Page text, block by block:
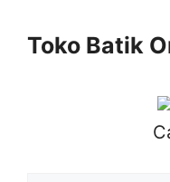
contentToko Batik